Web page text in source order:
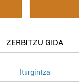
ZERBITZU GIDA
Iturgintza